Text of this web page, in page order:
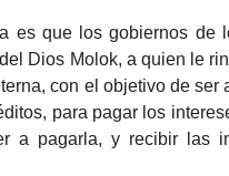
es que los gobiernos de
Dios Molok, a quien le
con el objetivo de
para pagar los
a pagarla, y recibir las